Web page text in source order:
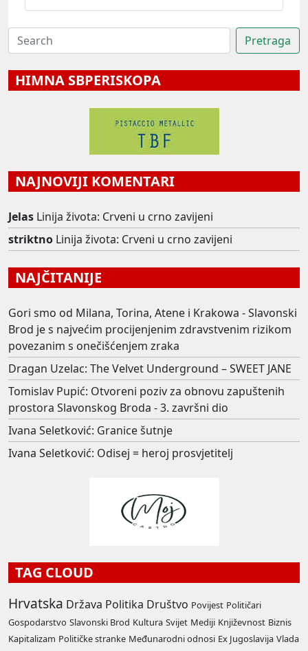
HIMNA SBPERISKOPA
NAJNOVIJI KOMENTARI
Jelas Linija života: Crveni u crno zavijeni
striktno Linija života: Crveni u crno zavijeni
NAJČITANIJE
Gori smo od Milana, Torina, Atene i Krakowa - Slavonski
Brod je s najvećim procijenjenim zdravstvenim rizikom
povezanim s onečišćenjem zraka
Dragan Uzelac: The Velvet Underground – SWEET JANE
Tomislav Pupić: Otvoreni poziv za obnovu zapuštenih
prostora Slavonskog Broda - 3. završni dio
Ivana Seletković: Granice šutnje
Ivana Seletković: Odisej = heroj prosvjetitelj
TAG CLOUD
Hrvatska Država Politika Društvo Povijest Političari
Gospodarstvo Slavonski Brod Kultura Svijet Mediji Književnost Biznis
Kapitalizam Političke stranke Međunarodni odnosi Ex Jugoslavija Vlada